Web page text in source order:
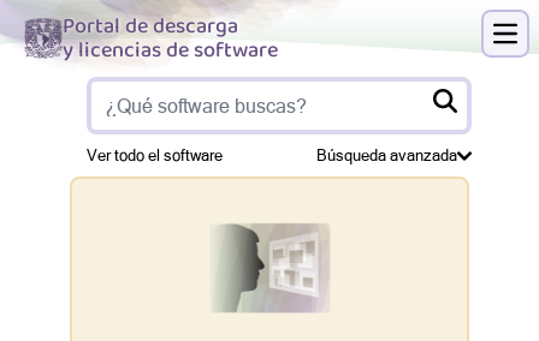
Portal de descarga
y licencias de software
Ver todo el software Búsqueda avanzada